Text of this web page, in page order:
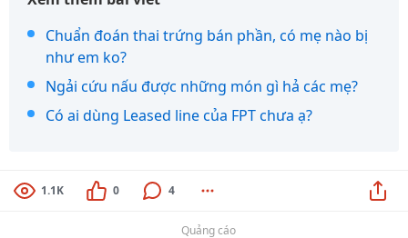
Chuẩn đoán thai trứng bán phần, có mẹ nào bị
như em ko?
Ngải cứu nấu được những món gì hả các mẹ?
Có ai dùng Leased line của FPT chưa ạ?
1.1K 0 4
Quảng cáo